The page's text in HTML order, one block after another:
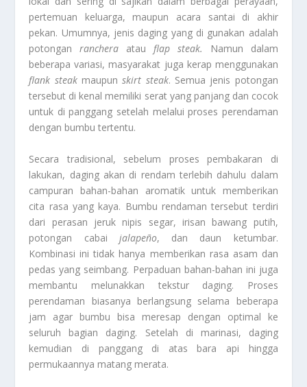
pertemuan keluarga, maupun acara santai di akhir
pekan. Umumnya, jenis daging yang di gunakan adalah
potonganranchera atauflap steak.
Namun dalam
beberapa variasi, masyarakat juga kerap menggunakan
flank steakmaupunskirt steak. Semua jenis potongan
tersebut di kenal memiliki serat yang panjang dan cocok
untuk di panggang setelah melalui proses perendaman
dengan bumbu tertentu.
Secara tradisional, sebelum proses pembakaran di
lakukan, daging akan di rendam terlebih dahulu dalam
campuran bahan-bahan aromatik untuk memberikan
cita rasa yang kaya. Bumbu rendaman tersebut terdiri
dari perasan jeruk nipis segar, irisan bawang putih,
potongan cabai jalapeño, dan daun ketumbar.
Kombinasi ini tidak hanya memberikan rasa asam dan
pedas yang seimbang. Perpaduan bahan-bahan ini juga
membantu melunakkan tekstur daging. Proses
perendaman biasanya berlangsung selama beberapa
jam agar bumbu bisa meresap dengan optimal ke
seluruh bagian daging. Setelah di marinasi, daging
kemudian di panggang di atas bara api hingga
permukaannya matang merata.